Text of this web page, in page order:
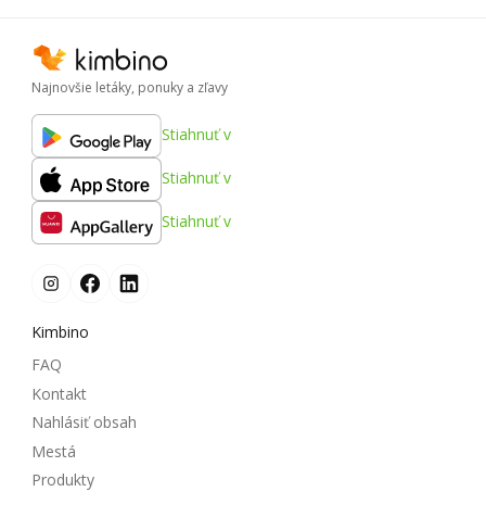
Najnovšie letáky, ponuky a zľavy
Stiahnuť v
Stiahnuť v
Stiahnuť v
Kimbino
FAQ
Kontakt
Nahlásiť obsah
Mestá
Produkty